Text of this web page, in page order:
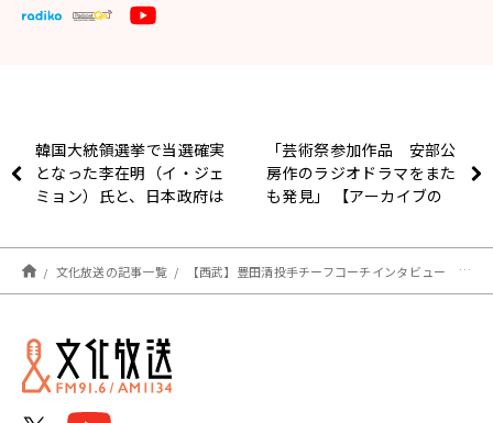
韓国大統領選挙で当選確実
となった李在明（イ・ジェ
ミョン）氏と、日本政府は
「芸術祭参加作品 安部公
房作のラジオドラマをまた
も発見」 【アーカイブの
文化放送の記事一覧 【西武】豊田清投手チーフコーチインタビュー 復活を期す髙橋光成に「もう一度初心にかえってやってくれ」